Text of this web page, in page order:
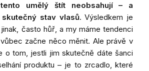
umělý štít neobsahují – a
stav vlasů. Výsledkem je
často hůř, a my máme tendenci
začne něco měnit. Ale právě v
o tom, jestli jim skutečně dáte šanci
produktu – je to zrcadlo, které